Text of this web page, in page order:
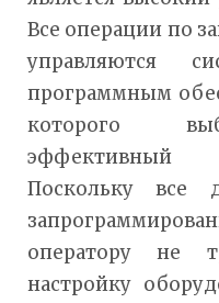
Все операции по
управляются
программным
которого
эффективный
Поскольку все
оператору не
настройку